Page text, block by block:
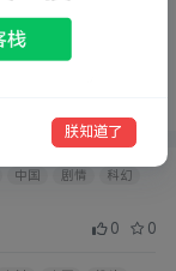
百度网盘
中国 剧情
科幻
0 0
朕知道了